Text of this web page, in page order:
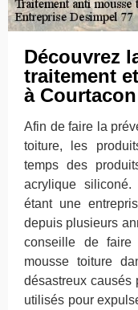
Découvrez
traitement
à Courtacon
Afin de faire la
toiture, les
temps des
acrylique
étant une
depuis plusieurs
conseille de faire
mousse toiture
désastreux causés
utilisés pour